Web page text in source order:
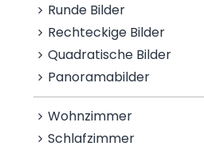
Runde Bilder
Rechteckige Bilder
Quadratische Bilder
Panoramabilder
Wohnzimmer
Schlafzimmer